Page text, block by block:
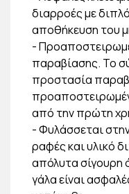
διαρροές με
αποθήκευση του
-
παραβίασης. Το
προστασία
από την πρώτη
- Φυλάσσεται
ραφές και υλικό
απόλυτα σίγουρη
γάλα είναι